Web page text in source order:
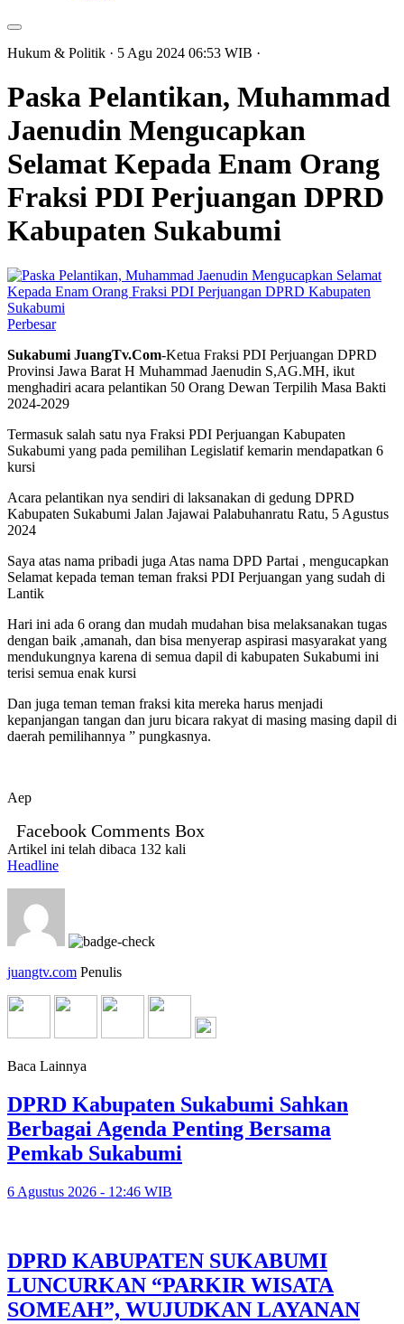
Hukum & Politik · 5 Agu 2024 06:53 WIB ·
Paska Pelantikan, Muhammad
Jaenudin Mengucapkan
Selamat Kepada Enam Orang
Fraksi PDI Perjuangan DPRD
Kabupaten Sukabumi
Perbesar
Sukabumi JuangTv.Com-Ketua Fraksi PDI Perjuangan DPRD
Provinsi Jawa Barat H Muhammad Jaenudin S,AG.MH, ikut
menghadiri acara pelantikan 50 Orang Dewan Terpilih Masa Bakti
2024-2029
Termasuk salah satu nya Fraksi PDI Perjuangan Kabupaten
Sukabumi yang pada pemilihan Legislatif kemarin mendapatkan 6
kursi
Acara pelantikan nya sendiri di laksanakan di gedung DPRD
Kabupaten Sukabumi Jalan Jajawai Palabuhanratu Ratu, 5 Agustus
2024
Saya atas nama pribadi juga Atas nama DPD Partai , mengucapkan
Selamat kepada teman teman fraksi PDI Perjuangan yang sudah di
Lantik
Hari ini ada 6 orang dan mudah mudahan bisa melaksanakan tugas
dengan baik ,amanah, dan bisa menyerap aspirasi masyarakat yang
mendukungnya karena di semua dapil di kabupaten Sukabumi ini
terisi semua enak kursi
Dan juga teman teman fraksi kita mereka harus menjadi
kepanjangan tangan dan juru bicara rakyat di masing masing dapil di
daerah pemilihannya ” pungkasnya.
Aep
Facebook Comments Box
Artikel ini telah dibaca 132 kali
Headline
juangtv.com Penulis
Baca Lainnya
DPRD Kabupaten Sukabumi Sahkan
Berbagai Agenda Penting Bersama
Pemkab Sukabumi
6 Agustus 2026 - 12:46 WIB
DPRD KABUPATEN SUKABUMI
LUNCURKAN “PARKIR WISATA
SOMEAH”, WUJUDKAN LAYANAN